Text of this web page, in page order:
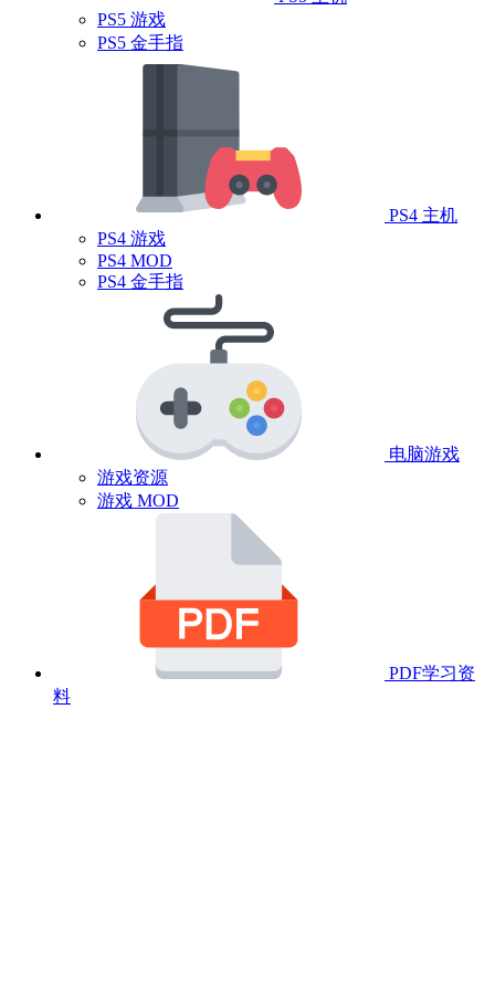
PS5 游戏
PS5 金手指
PS4 主机
PS4 游戏
PS4 MOD
PS4 金手指
电脑游戏
游戏资源
游戏 MOD
PDF学习资
料